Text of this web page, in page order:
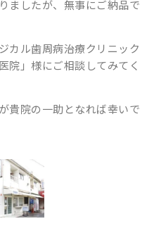
ましたが、無事にご納品で
カル歯周病治療クリニック
院」様にご相談してみてく
貴院の一助となれば幸いで